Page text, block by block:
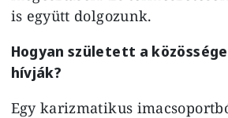
is együtt dolgozunk.
Hogyan született a
hívják?
Egy karizmatikus